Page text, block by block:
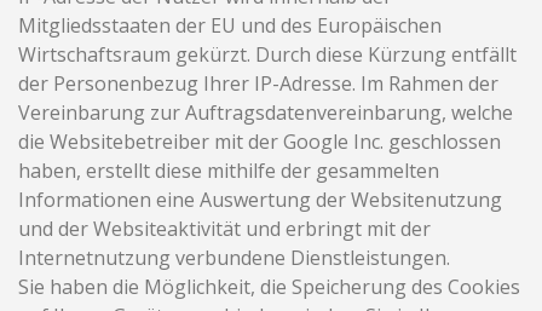
Mitgliedsstaaten der EU und des Europäischen
Wirtschaftsraum gekürzt. Durch diese Kürzung entfällt
der Personenbezug Ihrer IP-Adresse. Im Rahmen der
Vereinbarung zur Auftragsdatenvereinbarung, welche
die Websitebetreiber mit der Google Inc. geschlossen
haben, erstellt diese mithilfe der gesammelten
Informationen eine Auswertung der Websitenutzung
und der Websiteaktivität und erbringt mit der
Internetnutzung verbundene Dienstleistungen.
Sie haben die Möglichkeit, die Speicherung des Cookies